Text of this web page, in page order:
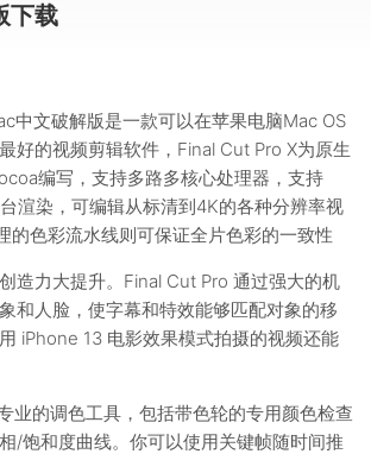
下载
中文破解版是一款可以在苹果电脑Mac OS
好的视频剪辑软件，Final Cut Pro X为原生
编写，支持多路多核心处理器，支持
渲染，可编辑从标清到4K的各种分辨率视
的色彩流水线则可保证全片色彩的一致性
造力大提升。Final Cut Pro 通过强大的机
和人脸，使字幕和特效能够匹配对象的移
iPhone 13 电影效果模式拍摄的视频还能
业的调色工具，包括带色轮的专用颜色检查
/饱和度曲线。你可以使用关键帧随时间推